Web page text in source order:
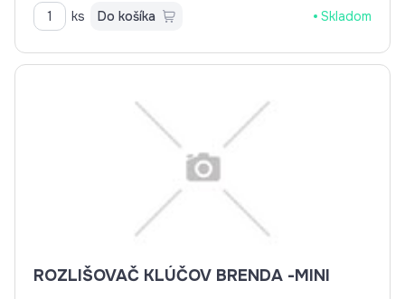
ks Do košíka Skladom
ROZLIŠOVAČ KLÚČOV BRENDA -MINI